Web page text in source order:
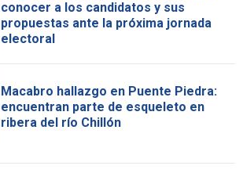
conocer a los candidatos y sus
propuestas ante la próxima jornada
electoral
Macabro hallazgo en Puente Piedra:
encuentran parte de esqueleto en
ribera del río Chillón